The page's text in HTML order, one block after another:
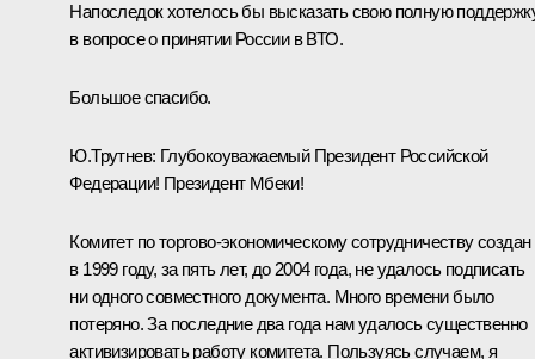
Напоследок хотелось бы высказать свою полную
в вопросе о принятии России в ВТО.
Большое спасибо.
Ю.Трутнев: Глубокоуважаемый Президент Российской
Федерации! Президент Мбеки!
Комитет по торгово-экономическому сотрудничеству создан
в 1999 году, за пять лет, до 2004 года, не удалось подписать
ни одного совместного документа. Много времени было
потеряно. За последние два года нам удалось существенно
активизировать работу комитета. Пользуясь случаем, я